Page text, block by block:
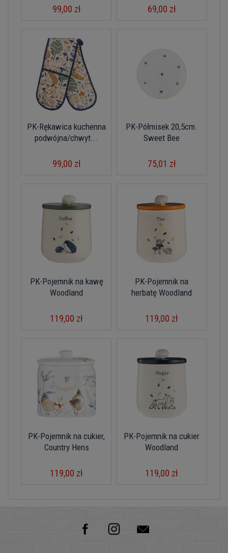
99,00 zł 69,00 zł
PK-Rękawica kuchenna
podwójna/chwyt...
99,00 zł
PK-Półmisek 20,5cm.
Sweet Bee
75,01 zł
PK-Pojemnik na kawę
Woodland
119,00 zł
PK-Pojemnik na
herbatę Woodland
119,00 zł
PK-Pojemnik na cukier,
Country Hens
119,00 zł
PK-Pojemnik na cukier
Woodland
119,00 zł